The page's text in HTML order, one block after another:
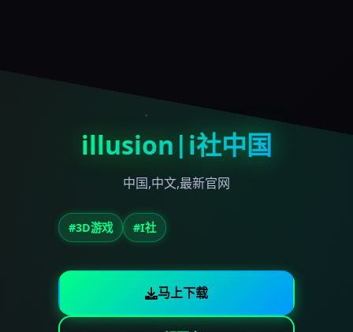
illusion|i社中国
中国,中文,最新官网
#3D游戏 #I社
马上下载